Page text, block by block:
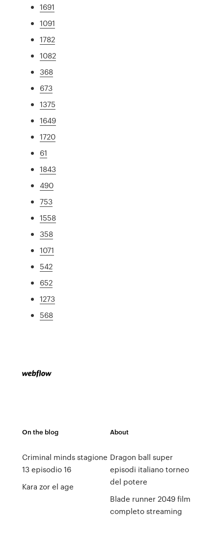
1691
1091
1782
1082
368
673
1375
1649
1720
61
1843
490
753
1558
358
1071
542
652
1273
568
On the blog
Criminal minds stagione
13 episodio 16
Kara zor el age
About
Dragon ball super
episodi italiano torneo
del potere
Blade runner 2049 film
completo streaming